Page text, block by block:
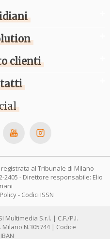
clienti
al Tribunale di Milano -
2405 - Direttore responsabile: Elio
- Codici ISSN
Multimedia S.r.l. | C.F./P.I.
Milano N.305744 | Codice